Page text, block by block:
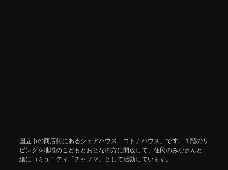
国立市の商店街にあるシェアハウス「コトナハウス」です。１階のリ
ビングを地域のこどもとおとなの方に開放して、住民のみなさんと一
緒にコミュニティ「チャノマ」として活動しています。